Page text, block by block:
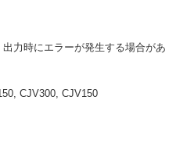
力時にエラーが発生する場合があ
CJV300, CJV150